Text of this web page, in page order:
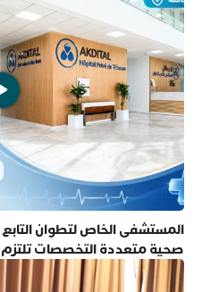
المستشفى الخاص لتطوان
صحية متعددة التخصصات تلتزم